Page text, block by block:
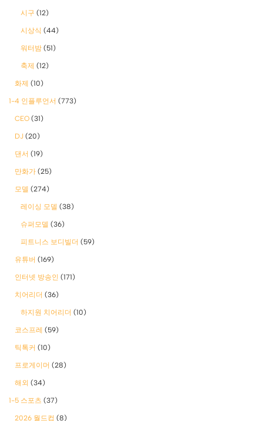
시구 (12)
시상식 (44)
워터밤 (51)
축제 (12)
화제 (10)
1-4 인플루언서 (773)
CEO (31)
DJ (20)
댄서 (19)
만화가 (25)
모델 (274)
레이싱 모델 (38)
슈퍼모델 (36)
피트니스 보디빌더 (59)
유튜버 (169)
인터넷 방송인 (171)
치어리더 (36)
하지원 치어리더 (10)
코스프레 (59)
틱톡커 (10)
프로게이머 (28)
해외 (34)
1-5 스포츠 (37)
2026 월드컵 (8)